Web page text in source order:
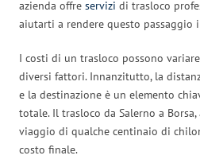
azienda offre servizi di trasloco
aiutarti a rendere questo passaggio
I costi di un trasloco possono
diversi fattori. Innanzitutto, la
e la destinazione è un elemento
totale. Il trasloco da Salerno a
viaggio di qualche centinaio di
costo finale.